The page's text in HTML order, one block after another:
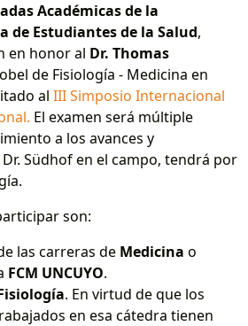
Académicas de la
de Estudiantes de la Salud,
en honor al Dr. Thomas
de Fisiología - Medicina en
al III Simposio Internacional
El examen será múltiple
a los avances y
Südhof en el campo, tendrá por
son:
las carreras de Medicina o
FCM UNCUYO.
. En virtud de que los
en esa cátedra tienen